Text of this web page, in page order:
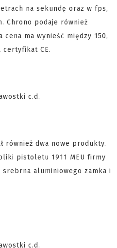
na sekundę oraz w fps,
Chrono podaje również
cena ma wynieść między 150,
certyfikat CE.
również dwa nowe produkty.
pistoletu 1911 MEU firmy
aluminiowego zamka i